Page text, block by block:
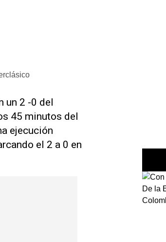
un 2 -0 del
45 minutos del
ejecución
el 2 a 0 en